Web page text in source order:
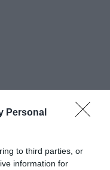
Personal
to third parties, or
information for
többet